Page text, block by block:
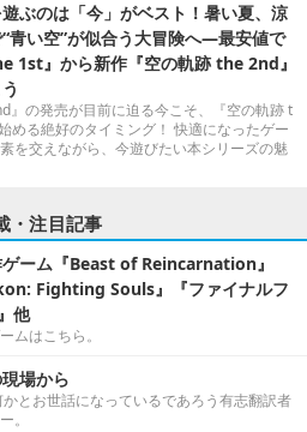
遊ぶのは「今」がベスト！暑い夏、涼
青い空”が似合う大冒険へ―最安値で
1st』から新作『空の軌跡 the 2nd』
』の発売が目前に迫る今こそ、『空の軌跡 t
める絶好のタイミング！ 快適になったゲー
を交えながら、今遊びたい本シリーズの魅
・注目記事
ーム『Beast of Reincarnation』
Fighting Souls』『ファイナルフ
他
ムはこちら。
場から
とお世話になっているであろう有志翻訳者
。